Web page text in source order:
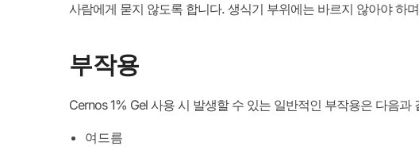
사람에게 묻지 않도록 합니다. 생식기 부위에는 바르지 않아야 하
부작용
Cernos 1% Gel 사용 시 발생할 수 있는 일반적인 부작용은 다음과
여드름